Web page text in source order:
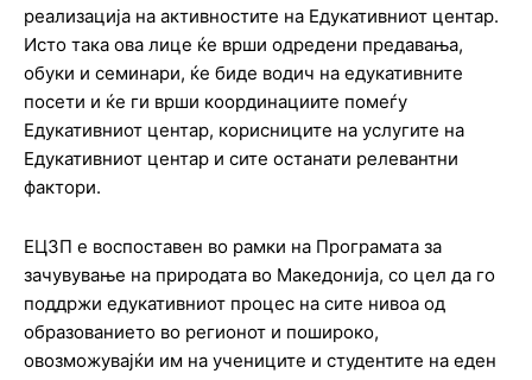
реализација на активностите на Едукативниот центар.
Исто така ова лице ќе врши одредени предавања,
обуки и семинари, ќе биде водич на едукативните
посети и ќе ги врши координациите помеѓу
Едукативниот центар, корисниците на услугите на
Едукативниот центар и сите останати релевантни
фактори.
ЕЦЗП е воспоставен во рамки на Програмата за
зачувување на природата во Македонија, со цел да го
поддржи едукативниот процес на сите нивоа од
образованието во регионот и пошироко,
овозможувајќи им на учениците и студентите на еден